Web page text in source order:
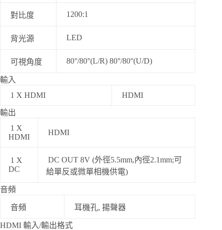
對比度 1200:1
背光源 LED
可視角度 80°/80°(L/R) 80°/80°(U/D)
輸入
1 X HDMI
HDMI
輸出
1 X
HDMI
HDMI
1 X
DC
DC OUT 8V (外徑5.5mm,內徑2.1mm;可
給單反或微單相機供電)
音頻
音頻 耳機孔, 揚聲器
HDMI 輸入/輸出格式